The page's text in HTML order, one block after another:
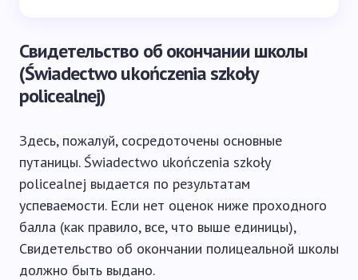
Свидетельство об окончании школы
(Świadectwo ukończenia szkoły
policealnej)
Здесь, пожалуй, сосредоточены основные
путаницы. Świadectwo ukończenia szkoły
policealnej выдается по результатам
успеваемости. Если нет оценок ниже проходного
балла (как правило, все, что выше единицы),
Свидетельство об окончании полицеальной школы
должно быть выдано.